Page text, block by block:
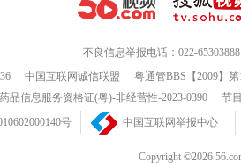
不良信息举报电话：022-65303888
中国互联网诚信联盟
粤通管BBS【2009】
品信息服务资格证(粤)-非经营性-2023-0390
节
号
中国互联网举报中心
Copyright ©2026